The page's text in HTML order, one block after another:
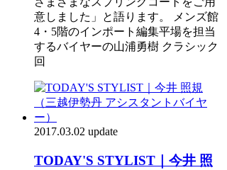
意しました」と語ります。 メンズ館
4・5階のインポート編集平場を担当
するバイヤーの山浦勇樹 クラシック
回
2017.03.02 update
TODAY'S STYLIST｜今井 照